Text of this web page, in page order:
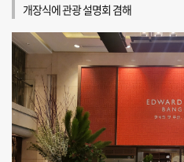
개장식에 관광 설명회 겸해